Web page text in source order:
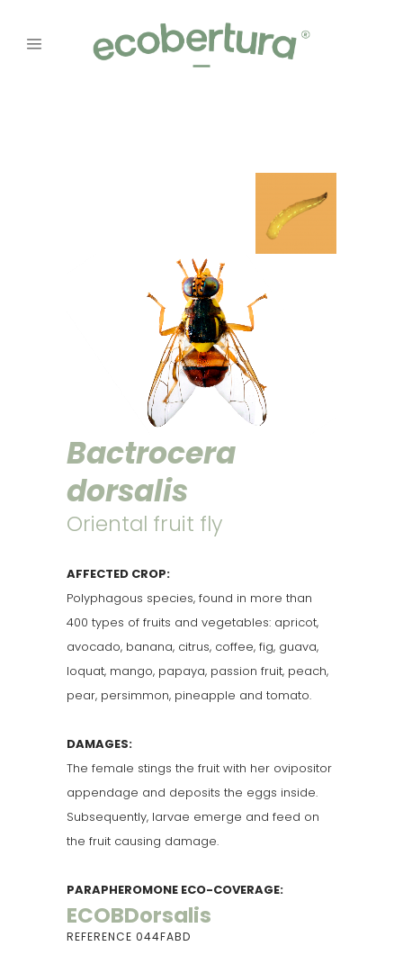
Bactrocera
dorsalis
Oriental fruit fly
AFFECTED CROP:
Polyphagous species, found in more than
400 types of fruits and vegetables: apricot,
avocado, banana, citrus, coffee, fig, guava,
loquat, mango, papaya, passion fruit, peach,
pear, persimmon, pineapple and tomato.
DAMAGES:
The female stings the fruit with her ovipositor
appendage and deposits the eggs inside.
Subsequently, larvae emerge and feed on
the fruit causing damage.
PARAPHEROMONE ECO-COVERAGE:
ECOBDorsalis
REFERENCE 044FABD